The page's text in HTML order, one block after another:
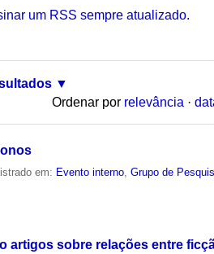
um RSS sempre atualizado.
Ordenar por relevância ·
em: Evento interno ,Grupo de
artigos sobre relações entre